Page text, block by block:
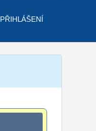
PŘIHLÁŠENÍ